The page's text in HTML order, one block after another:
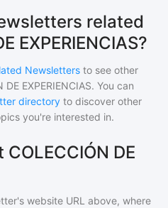
related
EXPERIENCIAS?
Newsletters to see other
DE EXPERIENCIAS. You can
directory to discover other
you're interested in.
DE
website URL above, where